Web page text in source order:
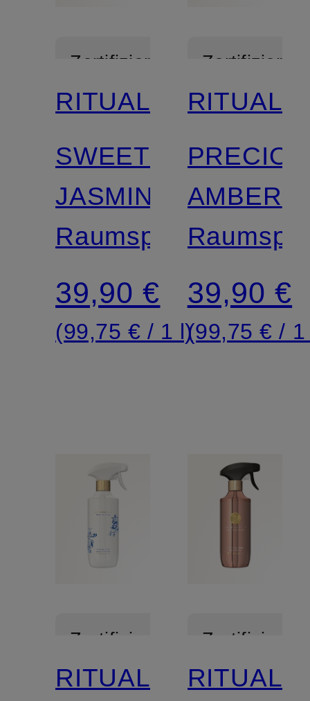
Zertifiziert
RITUALS
SWEET
JASMINE
Raumspray
39,90 €
(99,75 € / 1 l)
Zertifiziert
RITUALS
AMBER
39,90 €
(99,75 € /
Zertifiziert
RITUALS
Zertifiziert
RITUALS